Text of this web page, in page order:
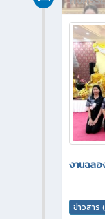
งานฉลอ
ข่าวสาร